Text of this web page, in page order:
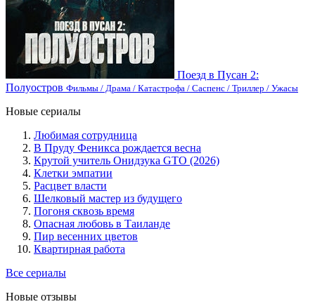
Поезд в Пусан 2:
Полуостров Фильмы / Драма / Катастрофа / Саспенс / Триллер / Ужасы
Новые сериалы
Любимая сотрудница
В Пруду Феникса рождается весна
Крутой учитель Онидзука GTO (2026)
Клетки эмпатии
Расцвет власти
Шелковый мастер из будущего
Погоня сквозь время
Опасная любовь в Таиланде
Пир весенних цветов
Квартирная работа
Все сериалы
Новые отзывы